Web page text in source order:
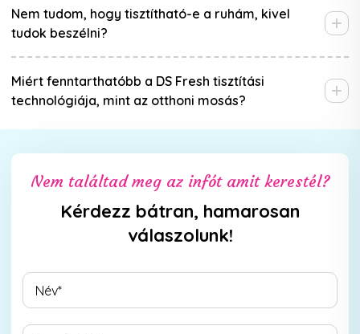
Nem tudom, hogy tisztítható-e a ruhám, kivel
tudok beszélni?
Miért fenntarthatóbb a DS Fresh tisztítási
technológiája, mint az otthoni mosás?
Nem találtad meg az infót amit kerestél?
Kérdezz bátran, hamarosan
válaszolunk!